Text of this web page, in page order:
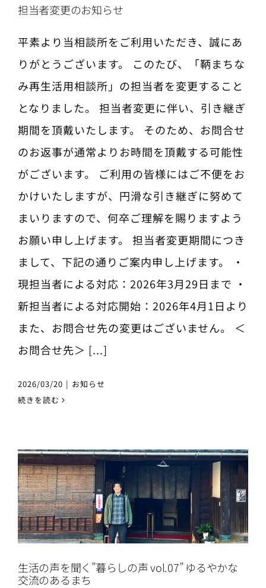
担当者変更のお知らせ
平素より当相談所をご利用いただき、誠にあ
りがとうございます。 このたび、「鞆まちな
み再生活用相談所」の担当者を変更すること
となりました。 担当者変更に伴い、引き継ぎ
期間を頂戴いたします。 そのため、お問合せ
のお返事が通常よりお時間を頂戴する可能性
がございます。 ご利用の皆様にはご不便をお
かけいたしますが、円滑な引き継ぎに努めて
まいりますので、何卒ご理解を賜りますよう
お願い申し上げます。 担当者変更期間につき
まして、下記の通りご案内申し上げます。 ・
現担当者による対応：2026年3月29日まで ・
新担当者による対応開始：2026年4月1日より
また、お問合せ先の変更はございません。 ＜
お問合せ先＞ [...]
2026/03/20 | お知らせ
続きを読む
生活の声を聞く”暮らしの声 vol.07” ゆるやかな
交流のあるまち